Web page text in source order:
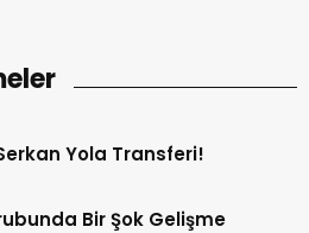
Yola Transferi!
Bir Şok Gelişme